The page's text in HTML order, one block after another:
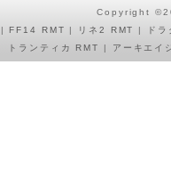
Copyright
|FF14 RMT | リネ2 RMT |
ド
トランティカ RMT
| アーキエイ